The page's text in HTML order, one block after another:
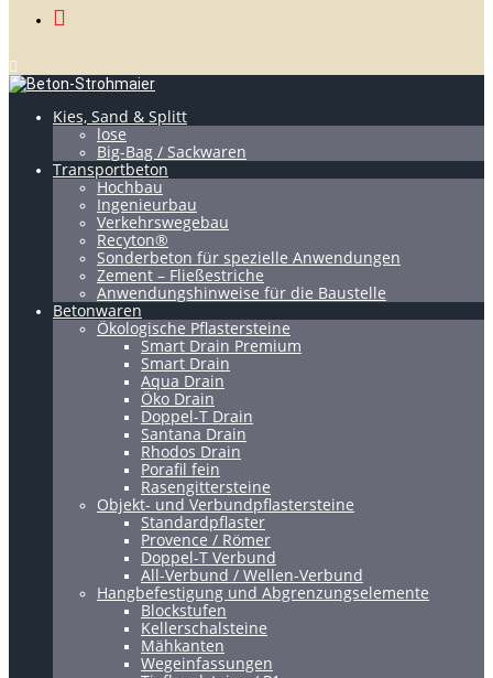
Kies, Sand & Splitt
lose
Big-Bag / Sackwaren
Transportbeton
Hochbau
Ingenieurbau
Verkehrswegebau
Recyton®
Sonderbeton für spezielle Anwendungen
Zement – Fließestriche
Anwendungshinweise für die Baustelle
Betonwaren
Ökologische Pflastersteine
Smart Drain Premium
Smart Drain
Aqua Drain
Öko Drain
Doppel-T Drain
Santana Drain
Rhodos Drain
Porafil fein
Rasengittersteine
Objekt- und Verbundpflastersteine
Standardpflaster
Provence / Römer
Doppel-T Verbund
All-Verbund / Wellen-Verbund
Hangbefestigung und Abgrenzungselemente
Blockstufen
Kellerschalsteine
Mähkanten
Wegeinfassungen